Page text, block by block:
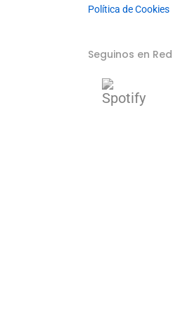
Política de Cookies
Seguinos en